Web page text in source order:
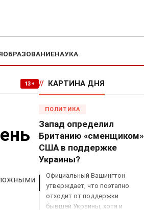
ОБРАЗОВАНИЕНАУКА
13+ // КАРТИНА ДНЯ
ПОЛИТИКА
Запад определил
Британию «сменщиком»
США в поддержке
Украины?
Официальный Вашингтон
утверждает, что поэтапно
отходит от поддержки
бывшей Украины, хотя и